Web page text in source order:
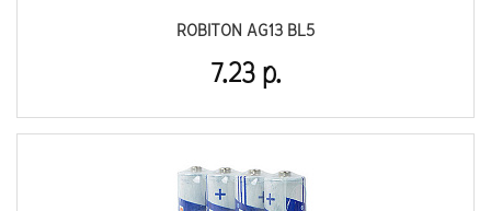
ROBITON AG13 BL5
7.23 р.